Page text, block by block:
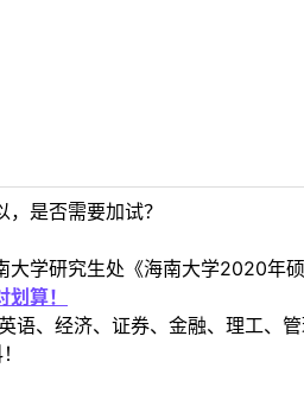
是否需要加试？
学研究生处《海南大学2020年
算！
、经济、证券、金融、理工、